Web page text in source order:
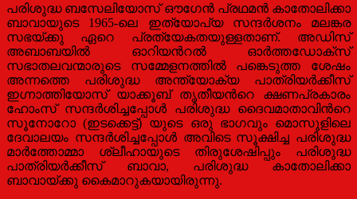
പരിശുദ്ധ ബസേലിയോസ് ഔഗേന്‍ പ്രഥമന്‍ കാതോലിക്കാ
ബാവായുടെ 1965-ലെ ഇത്യോപ്യ സന്ദര്‍ശനം മലങ്കര
സഭയ്ക്കു ഏറെ പ്രത്യേകതയുള്ളതാണ്. അഡിസ്
അബാബയില്‍ ഓറിയന്‍റല്‍ ഓര്‍ത്തഡോക്സ്
സഭാതലവന്മാരുടെ സമ്മേളനത്തില്‍ പങ്കെടുത്ത ശേഷം
അന്നത്തെ പരിശുദ്ധ അന്ത്യോക്യ പാത്രിയര്‍ക്കീസ്
ഇഗ്നാത്തിയോസ് യാക്കൂബ് തൃതീയന്‍റെ ക്ഷണപ്രകാരം
ഹോംസ് സന്ദര്‍ശിച്ചപ്പോള്‍ പരിശുദ്ധ ദൈവമാതാവിന്‍റെ
സൂനോറോ (ഇടക്കെട്ട്) യുടെ ഒരു ഭാഗവും മൊസൂളിലെ
ദേവാലയം സന്ദര്‍ശിച്ചപ്പോള്‍ അവിടെ സൂക്ഷിച്ച പരിശുദ്ധ
മാര്‍ത്തോമ്മാ ശ്ലീഹായുടെ തിരുശേഷിപ്പും പരിശുദ്ധ
പാത്രിയര്‍ക്കീസ് ബാവാ, പരിശുദ്ധ കാതോലിക്കാ
ബാവായ്ക്കു കൈമാറുകയായിരുന്നു.